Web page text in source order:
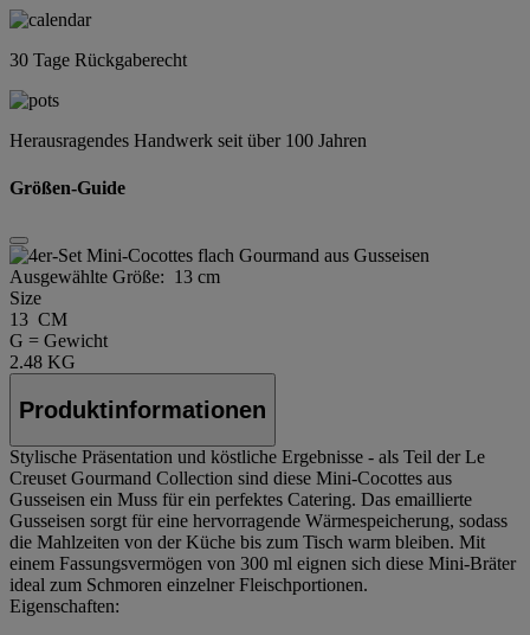
30 Tage Rückgaberecht
Herausragendes Handwerk seit über 100 Jahren
Größen-Guide
Ausgewählte Größe: 13 cm
Size
13 CM
G = Gewicht
2.48 KG
Produktinformationen
Stylische Präsentation und köstliche Ergebnisse - als Teil der Le
Creuset Gourmand Collection sind diese Mini-Cocottes aus
Gusseisen ein Muss für ein perfektes Catering. Das emaillierte
Gusseisen sorgt für eine hervorragende Wärmespeicherung, sodass
die Mahlzeiten von der Küche bis zum Tisch warm bleiben. Mit
einem Fassungsvermögen von 300 ml eignen sich diese Mini-Bräter
ideal zum Schmoren einzelner Fleischportionen.
Eigenschaften: